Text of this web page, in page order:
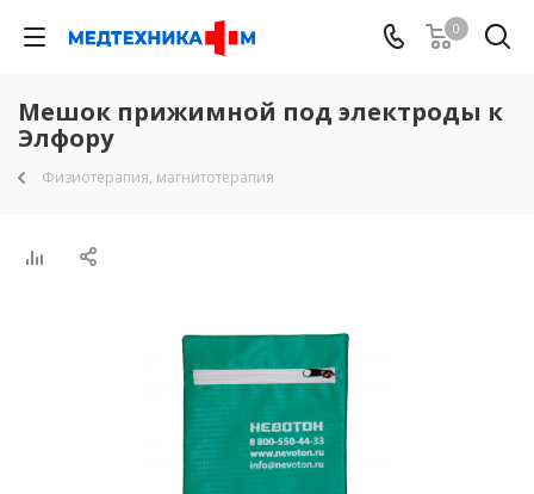
0
Мешок прижимной под электроды к
Элфору
Физиотерапия, магнитотерапия